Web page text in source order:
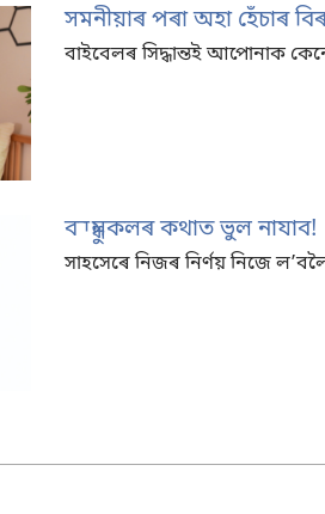
সমনীয়াৰ পৰা অহা হেঁচাৰ
বাইবেলৰ সিদ্ধান্তই আপোনাক
বন্ধুসকলৰ কথাত ভুল নাযাব!
সাহসেৰে নিজৰ নিৰ্ণয় নিজে